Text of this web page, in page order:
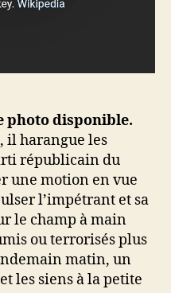
il harangue les
républicain du
une motion en vue
l’impétrant et sa
le champ à main
ou terrorisés plus
matin, un
les siens à la petite